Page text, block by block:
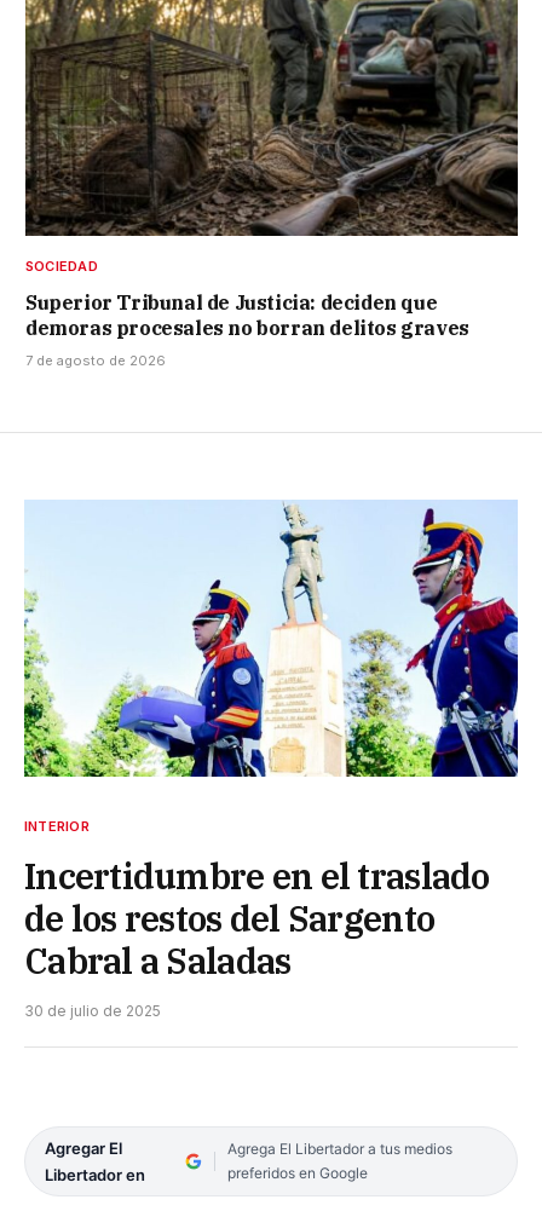
SOCIEDAD
Superior Tribunal de Justicia: deciden que
demoras procesales no borran delitos graves
7 de agosto de 2026
INTERIOR
Incertidumbre en el traslado
de los restos del Sargento
Cabral a Saladas
30 de julio de 2025
Agregar El
Libertador en
Agrega El Libertador a tus medios
preferidos en Google